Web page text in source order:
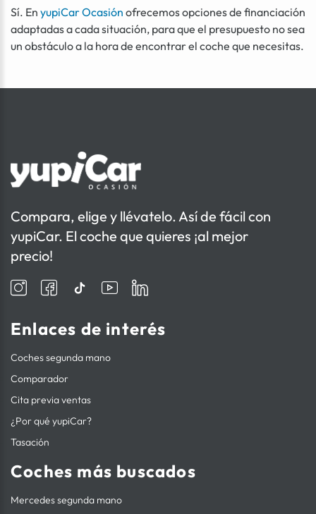
Sí. En yupiCar Ocasión ofrecemos opciones de financiación
adaptadas a cada situación, para que el presupuesto no sea
un obstáculo a la hora de encontrar el coche que necesitas.
Compara, elige y llévatelo. Así de fácil con
yupiCar. El coche que quieres ¡al mejor
precio!
Enlaces de interés
Coches segunda mano
Comparador
Cita previa ventas
¿Por qué yupiCar?
Tasación
Coches más buscados
Mercedes segunda mano